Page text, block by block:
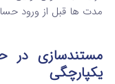
مدت‌ ها قبل از ورود
مستندسازی در
یکپارچگی